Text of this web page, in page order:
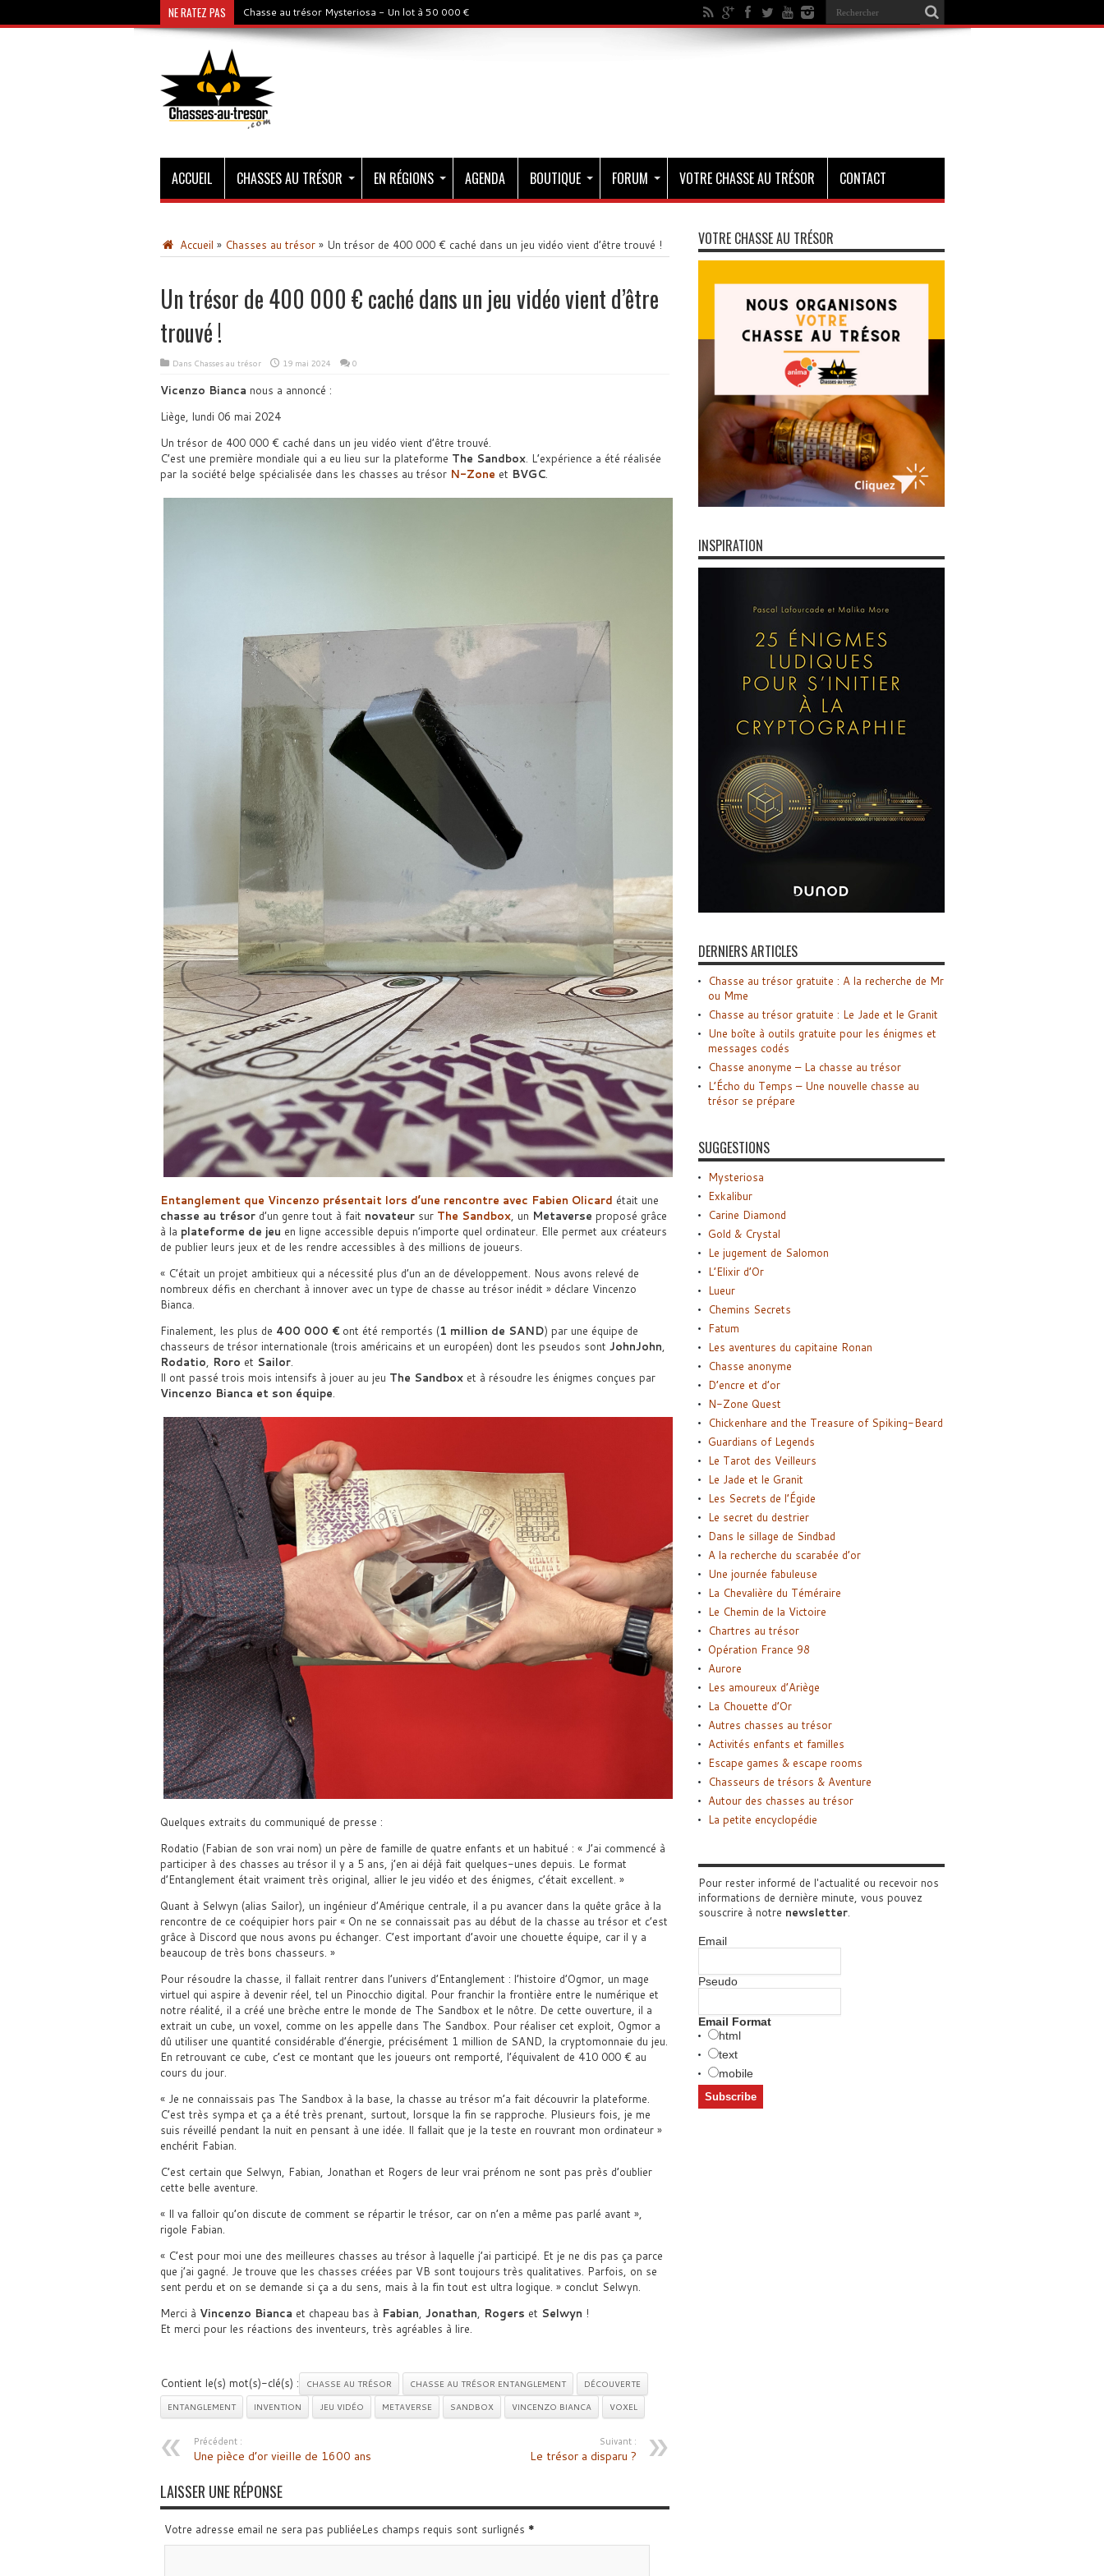
NE RATEZ PAS Chasse au trésor Mysteriosa - Un lot à 50 000 €
ACCUEIL CHASSES AU TRÉSOR EN RÉGIONS AGENDA BOUTIQUE FORUM VOTRE CHASSE AU TRÉSOR CONTACT
Accueil » Chasses au trésor » Un trésor de 400 000 € caché dans un jeu vidéo vient d’être trouvé !
Un trésor de 400 000 € caché dans un jeu vidéo vient d’être
trouvé !
Dans Chasses au trésor 19 mai 2024 0
Vicenzo Bianca nous a annoncé :
Liège, lundi 06 mai 2024
Un trésor de 400 000 € caché dans un jeu vidéo vient d’être trouvé.
C’est une première mondiale qui a eu lieu sur la plateforme The Sandbox. L’expérience a été réalisée
par la société belge spécialisée dans les chasses au trésor N-Zone et BVGC.
Entanglement que Vincenzo présentait lors d’une rencontre avec Fabien Olicard était une
chasse au trésord’un genre tout à fait novateursur The Sandbox, un Metaverse proposé grâce
à la plateforme de jeu en ligne accessible depuis n’importe quel ordinateur. Elle permet aux créateurs
de publier leurs jeux et de les rendre accessibles à des millions de joueurs.
« C’était un projet ambitieux qui a nécessité plus d’un an de développement. Nous avons relevé de
nombreux défis en cherchant à innover avec un type de chasse au trésor inédit » déclare Vincenzo
Bianca.
Finalement, les plus de 400 000 €ont été remportés (1 million de SAND) par une équipe de
chasseurs de trésor internationale (trois américains et un européen) dont les pseudos sont JohnJohn,
Rodatio, Roro et Sailor.
Il ont passé trois mois intensifs à jouer au jeu The Sandboxet à résoudre les énigmes conçues par
Vincenzo Bianca et son équipe.
Quelques extraits du communiqué de presse :
Rodatio (Fabian de son vrai nom) un père de famille de quatre enfants et un habitué : « J’ai commencé à
participer à des chasses au trésor il y a 5 ans, j’en ai déjà fait quelques-unes depuis. Le format
d’Entanglement était vraiment très original, allier le jeu vidéo et des énigmes, c’était excellent. »
Quant à Selwyn (alias Sailor), un ingénieur d’Amérique centrale, il a pu avancer dans la quête grâce à la
rencontre de ce coéquipier hors pair « On ne se connaissait pas au début de la chasse au trésor et c’est
grâce à Discord que nous avons pu échanger. C’est important d’avoir une chouette équipe, car il y a
beaucoup de très bons chasseurs. »
Pour résoudre la chasse, il fallait rentrer dans l’univers d’Entanglement : l’histoire d’Ogmor, un mage
virtuel qui aspire à devenir réel, tel un Pinocchio digital. Pour franchir la frontière entre le numérique et
notre réalité, il a créé une brèche entre le monde de The Sandbox et le nôtre. De cette ouverture, il a
extrait un cube, un voxel, comme on les appelle dans The Sandbox. Pour réaliser cet exploit, Ogmor a
dû utiliser une quantité considérable d’énergie, précisément 1 million de SAND, la cryptomonnaie du jeu.
En retrouvant ce cube, c’est ce montant que les joueurs ont remporté, l’équivalent de 410 000 € au
cours du jour.
« Je ne connaissais pas The Sandbox à la base, la chasse au trésor m’a fait découvrir la plateforme.
C’est très sympa et ça a été très prenant, surtout, lorsque la fin se rapproche. Plusieurs fois, je me
suis réveillé pendant la nuit en pensant à une idée. Il fallait que je la teste en rouvrant mon ordinateur »
enchérit Fabian.
C’est certain que Selwyn, Fabian, Jonathan et Rogers de leur vrai prénom ne sont pas près d’oublier
cette belle aventure.
« Il va falloir qu’on discute de comment se répartir le trésor, car on n’en a même pas parlé avant »,
rigole Fabian.
« C’est pour moi une des meilleures chasses au trésor à laquelle j’ai participé. Et je ne dis pas ça parce
que j’ai gagné. Je trouve que les chasses créées par VB sont toujours très qualitatives. Parfois, on se
sent perdu et on se demande si ça a du sens, mais à la fin tout est ultra logique. » conclut Selwyn.
Merci à Vincenzo Bianca et chapeau bas à Fabian, Jonathan, Rogers et Selwyn !
Et merci pour les réactions des inventeurs, très agréables à lire.
Contient le(s) mot(s)-clé(s) : CHASSE AU TRÉSOR CHASSE AU TRÉSOR ENTANGLEMENT
DÉCOUVERTE
ENTANGLEMENT
INVENTION JEU VIDÉO METAVERSE SANDBOX VINCENZO BIANCA VOXEL
Précédent :
Une pièce d’or vieille de 1600 ans
Suivant :
Le trésor a disparu ?
LAISSER UNE RÉPONSE
Votre adresse email ne sera pas publiéeLes champs requis sont surlignés *
VOTRE CHASSE AU TRÉSOR
INSPIRATION
DERNIERS ARTICLES
Chasse au trésor gratuite : A la recherche de Mr
ou Mme
Chasse au trésor gratuite : Le Jade et le Granit
Une boîte à outils gratuite pour les énigmes et
messages codés
Chasse anonyme – La chasse au trésor
L’Écho du Temps – Une nouvelle chasse au
trésor se prépare
SUGGESTIONS
Mysteriosa
Exkalibur
Carine Diamond
Gold & Crystal
Le jugement de Salomon
L’Elixir d’Or
Lueur
Chemins Secrets
Fatum
Les aventures du capitaine Ronan
Chasse anonyme
D’encre et d’or
N-Zone Quest
Chickenhare and the Treasure of Spiking-Beard
Guardians of Legends
Le Tarot des Veilleurs
Le Jade et le Granit
Les Secrets de l’Égide
Le secret du destrier
Dans le sillage de Sindbad
A la recherche du scarabée d’or
Une journée fabuleuse
La Chevalière du Téméraire
Le Chemin de la Victoire
Chartres au trésor
Opération France 98
Aurore
Les amoureux d’Ariège
La Chouette d’Or
Autres chasses au trésor
Activités enfants et familles
Escape games & escape rooms
Chasseurs de trésors & Aventure
Autour des chasses au trésor
La petite encyclopédie
Pour rester informé de l'actualité ou recevoir nos
informations de dernière minute, vous pouvez
souscrire à notre newsletter.
Email
Pseudo
Email Format
html
text
mobile